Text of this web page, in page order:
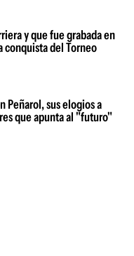
y que fue grabada en
conquista del Torneo
Peñarol, sus elogios a
que apunta al "futuro"